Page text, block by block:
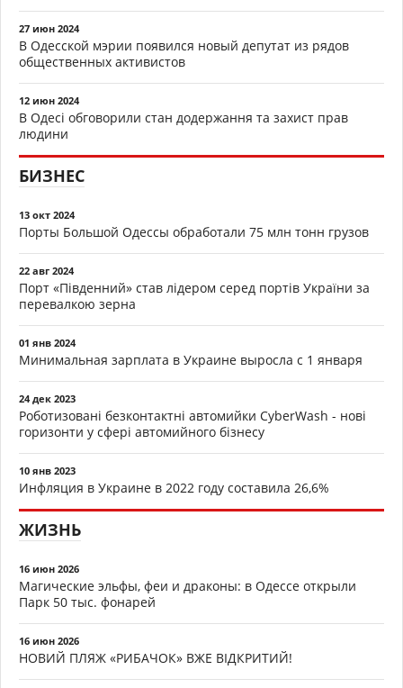
27 июн 2024
В Одесской мэрии появился новый депутат из рядов
общественных активистов
12 июн 2024
В Одесі обговорили стан додержання та захист прав
людини
БИЗНЕС
13 окт 2024
Порты Большой Одессы обработали 75 млн тонн грузов
22 авг 2024
Порт «Південний» став лідером серед портів України за
перевалкою зерна
01 янв 2024
Минимальная зарплата в Украине выросла с 1 января
24 дек 2023
Роботизовані безконтактні автомийки CyberWash - нові
горизонти у сфері автомийного бізнесу
10 янв 2023
Инфляция в Украине в 2022 году составила 26,6%
ЖИЗНЬ
16 июн 2026
Магические эльфы, феи и драконы: в Одессе открыли
Парк 50 тыс. фонарей
16 июн 2026
НОВИЙ ПЛЯЖ «РИБАЧОК» ВЖЕ ВІДКРИТИЙ!